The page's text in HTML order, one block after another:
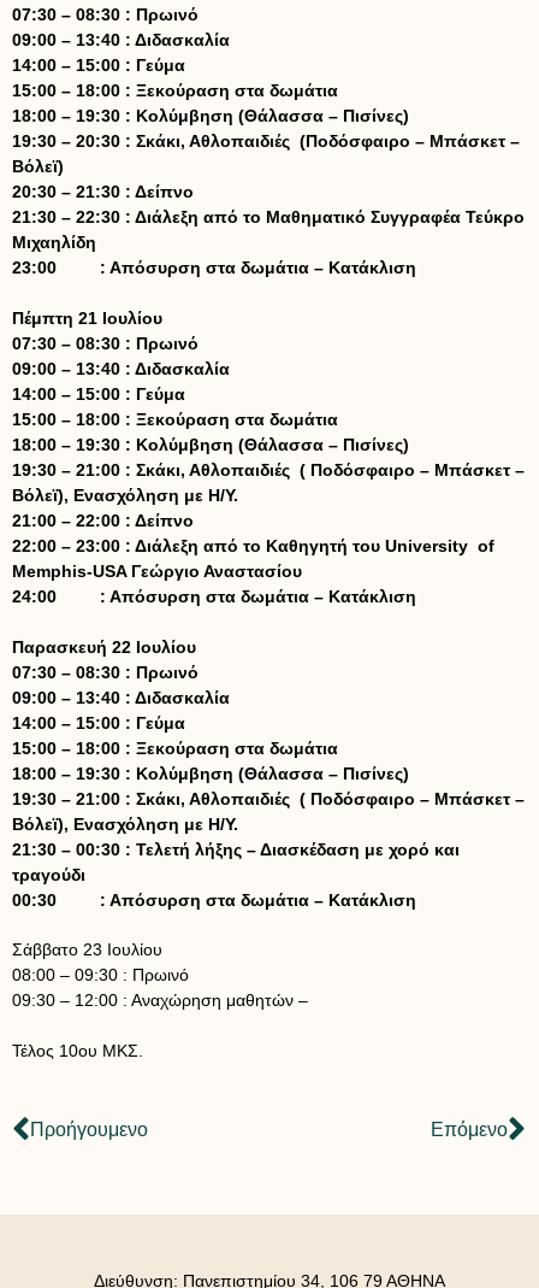
07:30 – 08:30 : Πρωινό
09:00 – 13:40 : Διδασκαλία
14:00 – 15:00 : Γεύμα
15:00 – 18:00 : Ξεκούραση στα δωμάτια
18:00 – 19:30 : Κολύμβηση (Θάλασσα – Πισίνες)
19:30 – 20:30 : Σκάκι, Αθλοπαιδιές (Ποδόσφαιρο – Μπάσκετ –
Βόλεϊ)
20:30 – 21:30 : Δείπνο
21:30 – 22:30 : Διάλεξη από το Μαθηματικό Συγγραφέα Τεύκρο
Μιχαηλίδη
23:00 : Απόσυρση στα δωμάτια – Κατάκλιση
Πέμπτη 21 Ιουλίου
07:30 – 08:30 : Πρωινό
09:00 – 13:40 : Διδασκαλία
14:00 – 15:00 : Γεύμα
15:00 – 18:00 : Ξεκούραση στα δωμάτια
18:00 – 19:30 : Κολύμβηση (Θάλασσα – Πισίνες)
19:30 – 21:00 : Σκάκι, Αθλοπαιδιές ( Ποδόσφαιρο – Μπάσκετ –
Βόλεϊ), Ενασχόληση με Η/Υ.
21:00 – 22:00 : Δείπνο
22:00 – 23:00 : Διάλεξη από το Καθηγητή του University of
Memphis-USA Γεώργιο Αναστασίου
24:00 : Απόσυρση στα δωμάτια – Κατάκλιση
Παρασκευή 22 Ιουλίου
07:30 – 08:30 : Πρωινό
09:00 – 13:40 : Διδασκαλία
14:00 – 15:00 : Γεύμα
15:00 – 18:00 : Ξεκούραση στα δωμάτια
18:00 – 19:30 : Κολύμβηση (Θάλασσα – Πισίνες)
19:30 – 21:00 : Σκάκι, Αθλοπαιδιές ( Ποδόσφαιρο – Μπάσκετ –
Βόλεϊ), Ενασχόληση με Η/Υ.
21:30 – 00:30 : Τελετή λήξης – Διασκέδαση με χορό και
τραγούδι
00:30 : Απόσυρση στα δωμάτια – Κατάκλιση
Σάββατο 23 Ιουλίου
08:00 – 09:30 : Πρωινό
09:30 – 12:00 : Αναχώρηση μαθητών –
Τέλος 10ου ΜΚΣ.
Προήγουμενο Επόμενο
Διεύθυνση: Πανεπιστημίου 34, 106 79 ΑΘΗΝΑ